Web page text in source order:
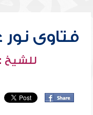
فتاوى نور
للشيخ :